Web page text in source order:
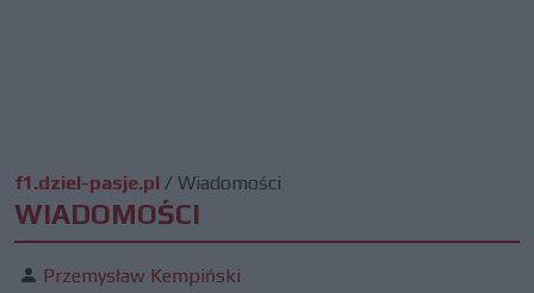
f1.dziel-pasje.pl / Wiadomości
WIADOMOŚCI
Przemysław Kempiński